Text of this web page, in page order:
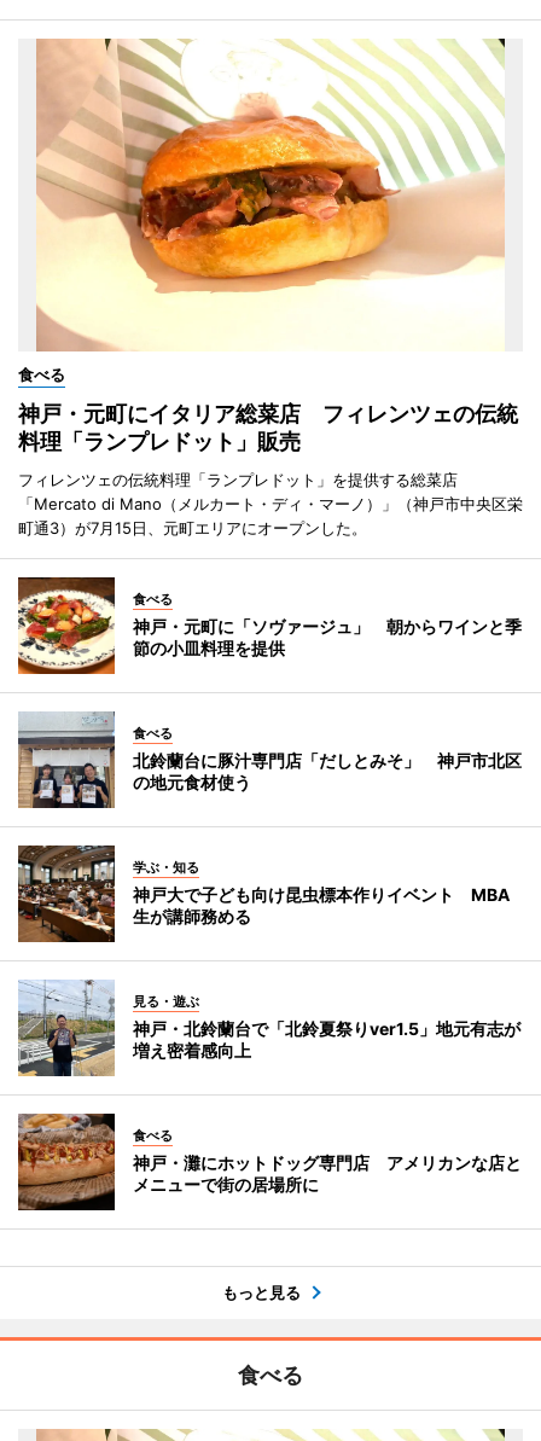
食べる
神戸・元町にイタリア総菜店 フィレンツェの伝統
料理「ランプレドット」販売
フィレンツェの伝統料理「ランプレドット」を提供する総菜店
「Mercato di Mano（メルカート・ディ・マーノ）」（神戸市中央区栄
町通3）が7月15日、元町エリアにオープンした。
食べる
神戸・元町に「ソヴァージュ」 朝からワインと季
節の小皿料理を提供
食べる
北鈴蘭台に豚汁専門店「だしとみそ」 神戸市北区
の地元食材使う
学ぶ・知る
神戸大で子ども向け昆虫標本作りイベント MBA
生が講師務める
見る・遊ぶ
神戸・北鈴蘭台で「北鈴夏祭りver1.5」地元有志が
増え密着感向上
食べる
神戸・灘にホットドッグ専門店 アメリカンな店と
メニューで街の居場所に
もっと見る
食べる